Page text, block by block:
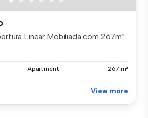
Linear Mobiliada com 267m²
Apartment 267 m²
View more